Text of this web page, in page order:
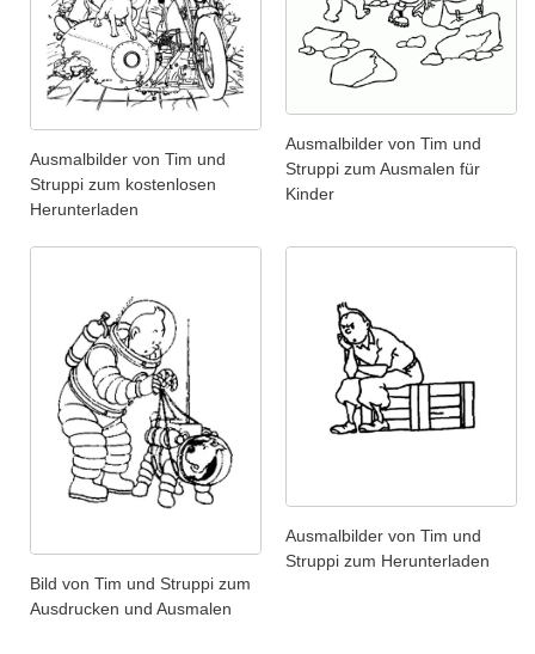
Ausmalbilder von Tim und
Struppi zum kostenlosen
Herunterladen
Ausmalbilder von Tim und
Struppi zum Ausmalen für
Kinder
Bild von Tim und Struppi zum
Ausdrucken und Ausmalen
Ausmalbilder von Tim und
Struppi zum Herunterladen